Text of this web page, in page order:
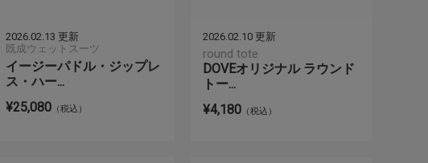
2026.02.13 更新
既成ウェットスーツ
イージーパドル・ジップレ
ス・ハー...
¥25,080 （税込）
2026.02.10 更新
round tote
DOVEオリジナル ラウンド
トー...
¥4,180 （税込）